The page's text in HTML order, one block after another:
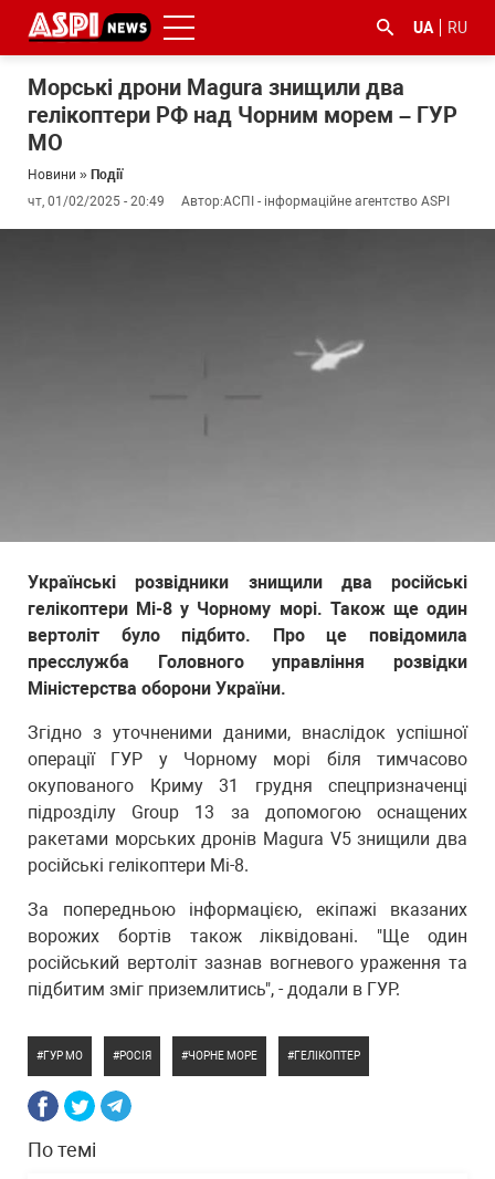
UA RU
Морські дрони Magura знищили два
гелікоптери РФ над Чорним морем – ГУР
МО
Новини » Події
чт, 01/02/2025 - 20:49
Автор:АСПІ - інформаційне агентство ASPI
Українські розвідники знищили два російські
гелікоптери Мі-8 у Чорному морі. Також ще один
вертоліт було підбито. Про це повідомила
пресслужба Головного управління розвідки
Міністерства оборони України.
Згідно з уточненими даними, внаслідок успішної
операції ГУР у Чорному морі біля тимчасово
окупованого Криму 31 грудня спецпризначенці
підрозділу Group 13 за допомогою оснащених
ракетами морських дронів Magura V5 знищили два
російські гелікоптери Мі-8.
За попередньою інформацією, екіпажі вказаних
ворожих бортів також ліквідовані. "Ще один
російський вертоліт зазнав вогневого ураження та
підбитим зміг приземлитись", - додали в ГУР.
ГУР МО РОСІЯ ЧОРНЕ МОРЕ ГЕЛІКОПТЕР
По темі